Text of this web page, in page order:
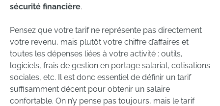
sécurité financière.
Pensez que votre tarif ne représente pas directement
votre revenu, mais plutôt votre chiffre d’affaires et
toutes les dépenses liées à votre activité : outils,
logiciels, frais de gestion en portage salarial, cotisations
sociales, etc. Il est donc essentiel de définir un tarif
suffisamment décent pour obtenir un salaire
confortable. On n’y pense pas toujours, mais le tarif